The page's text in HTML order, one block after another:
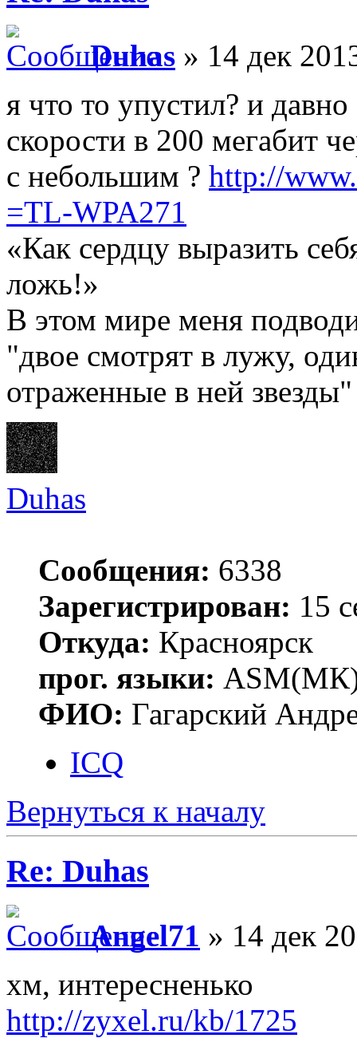
Duhas » 14 дек
я что то упустил? и
скорости в 200 мегабит
с небольшим ? http://
=TL-WPA271
«Как сердцу выразить
ложь!»
В этом мире меня
"двое смотрят в лужу,
отраженные в ней звезды"
Duhas
Сообщения: 6338
Зарегистрирован: 15
Откуда: Красноярск
прог. языки:
ФИО: Гагарский
ICQ
Вернуться к началу
Re: Duhas
Angel71 » 14 дек
хм, интересненько
http://zyxel.ru/kb/1725